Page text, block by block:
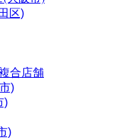
区)
合店舗
)
)
)